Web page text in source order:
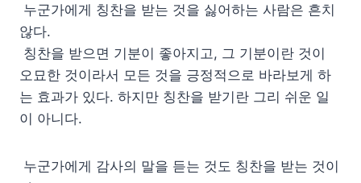
누군가에게 칭찬을 받는 것을 싫어하는 사람은 흔치
않다.
칭찬을 받으면 기분이 좋아지고, 그 기분이란 것이
오묘한 것이라서 모든 것을 긍정적으로 바라보게 하
는 효과가 있다. 하지만 칭찬을 받기란 그리 쉬운 일
이 아니다.
누군가에게 감사의 말을 듣는 것도 칭찬을 받는 것이